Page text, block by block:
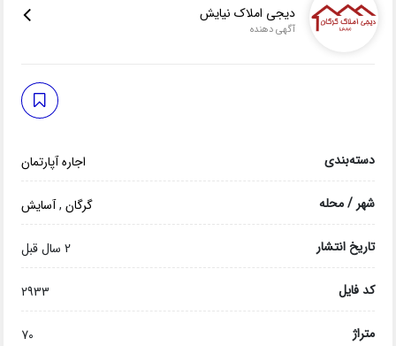
دیجی املاک نیایش
آگهی دهنده
دسته‌بندی اجاره آپارتمان
شهر / محله گرگان,آسایش
تاریخ انتشار 2 سال قبل
کد فایل 2933
متراژ 70